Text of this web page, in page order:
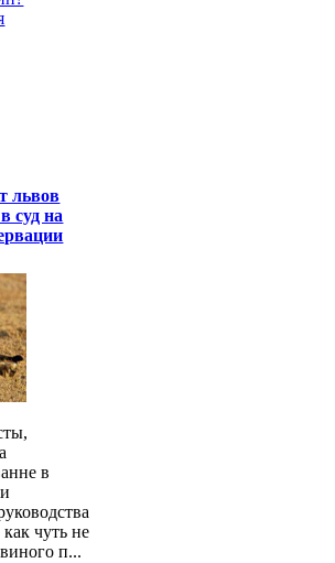
львов
суд на
в
чуть не
п...